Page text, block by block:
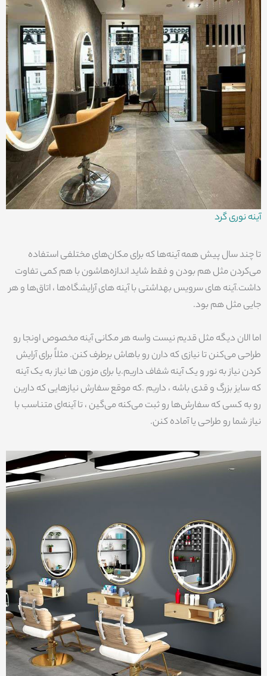
آینه نوری گرد
تا چند سال پیش همه آینه‌ها که برای مکان‌های مختلفی استفاده
می‌کردن مثل هم بودن و فقط شاید اندازه‌هاشون با هم کمی تفاوت
داشت.آینه های سرویس بهداشتی با آینه های آرایشگاه‌ها ، اتاق‌ها و هر
جایی مثل هم بود.
اما الان دیگه مثل قدیم نیست واسه هر مکانی آینه مخصوص اونجا رو
طراحی می‌کنن تا نیازی که دارن رو باهاش برطرف کنن. مثلاً برای آرایش
کردن نیاز به نور و یک آینه شفاف داریم.یا برای مزون ها نیاز به یک آینه
که سایز بزرگ و قدی باشه ، داریم .که موقع سفارش نیازهایی که دارین
رو به کسی که سفارش‌‌ها رو ثبت می‌کنه می‌گین ، تا آینه‌ای متناسب با
نیاز شما رو طراحی یا آماده کنن.